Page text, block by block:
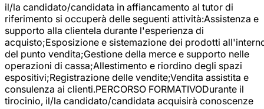
il/la candidato/candidata in affiancamento al tutor di
riferimento si occuperà delle seguenti attività:Assistenza e
supporto alla clientela durante l'esperienza di
acquisto;Esposizione e sistemazione dei prodotti
del punto vendita;Gestione della merce e supporto nelle
operazioni di cassa;Allestimento e riordino degli spazi
espositivi;Registrazione delle vendite;Vendita assistita e
consulenza ai clienti.PERCORSO FORMATIVODurante il
tirocinio, il/la candidato/candidata acquisirà conoscenze